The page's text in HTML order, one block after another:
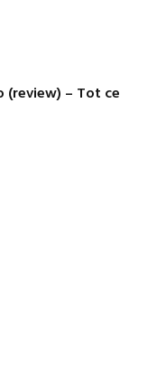
(review) – Tot ce